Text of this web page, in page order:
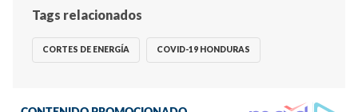
Tags relacionados
CORTES DE ENERGÍA COVID-19 HONDURAS